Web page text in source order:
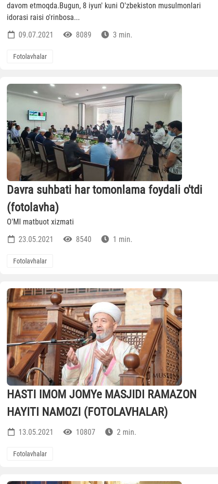
davom etmoqda.Bugun, 8 iyun' kuni O'zbekiston musulmonlari
idorasi raisi o'rinbosa...
09.07.2021
8089 3 min.
Fotolavhalar
Davra suhbati har tomonlama foydali o'tdi
(fotolavha)
O'MI matbuot xizmati
23.05.2021
8540 1 min.
Fotolavhalar
HASTI IMOM JOMYe MASJIDI RAMAZON
HAYITI NAMOZI (FOTOLAVHALAR)
13.05.2021 10807 2 min.
Fotolavhalar